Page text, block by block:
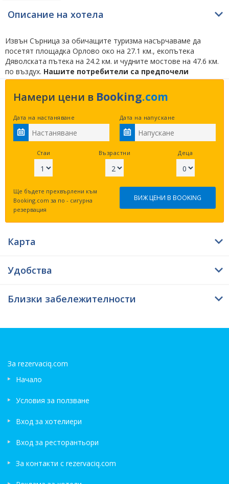
Описание на хотела
Извън Сърница за обичащите туризма насърчаваме да
посетят площадка Орлово око на 27.1 км., екопътека
Дяволската пътека на 24.2 км. и чудните мостове на 47.6 км.
по въздух. Нашите потребители са предпочели
възможност за настаняване –Хотел Мерджанна 220 м.
по въздух.
велосипеди срещу заплащане, пешеходни разходки и
възможност за риболов. Настаняването е възможно след
14:00 часа, а отрегистрирането трябва да е преди 12:00 часа.
Вила Хилс осигурява на своите потребители Wifi интернет в
Намери цени в Booking.com
Дата на настаняване Дата на напускане
Стаи Възрастни Деца
Ще бъдете прехвърлени към
Booking.com за по - сигурна
резервация
ВИЖ ЦЕНИ В BOOKING
Карта
Удобства
Близки забележителности
За rezervaciq.com
Начало
Условия за ползване
Вход за хотелиери
Вход за ресторантьори
За контакти с rezervaciq.com